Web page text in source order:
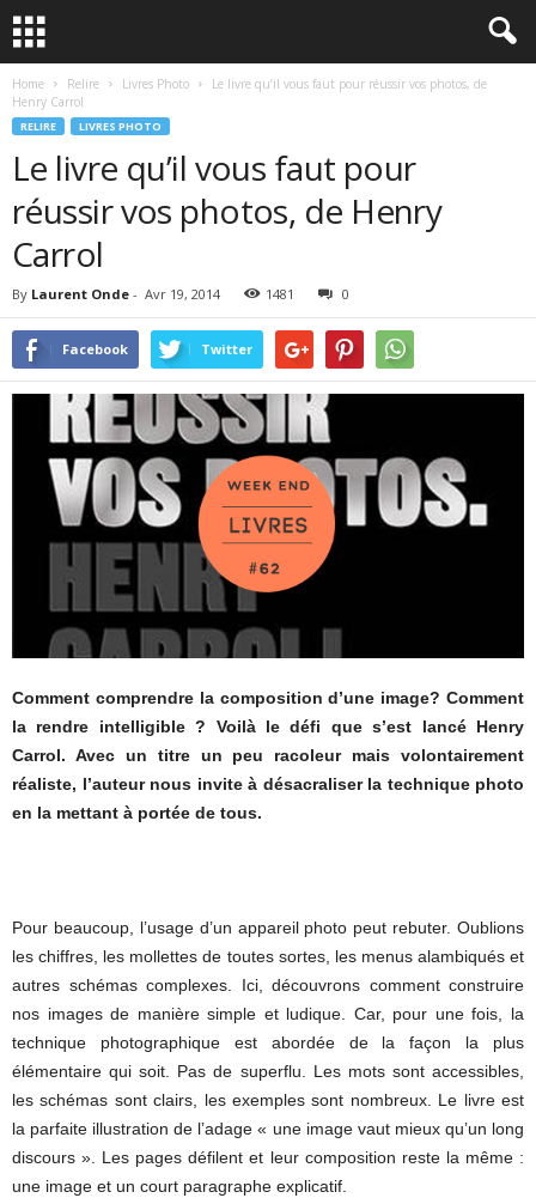
Home Relire Livres Photo
Le livre qu’il vous faut pour réussir vos photos, de
Henry Carrol
RELIRE LIVRES PHOTO
Le livre qu’il vous faut pour
réussir vos photos, de Henry
Carrol
By Laurent Onde - Avr 19, 2014 1481 0
Facebook Twitter
Comment comprendre la composition d’une image? Comment
la rendre intelligible ? Voilà le défi que s’est lancé Henry
Carrol. Avec un titre un peu racoleur mais volontairement
réaliste, l’auteur nous invite à désacraliser la technique photo
en la mettant à portée de tous.
Pour beaucoup, l’usage d’un appareil photo peut rebuter. Oublions
les chiffres, les mollettes de toutes sortes, les menus alambiqués et
autres schémas complexes. Ici, découvrons comment construire
nos images de manière simple et ludique. Car, pour une fois, la
technique photographique est abordée de la façon la plus
élémentaire qui soit. Pas de superflu. Les mots sont accessibles,
les schémas sont clairs, les exemples sont nombreux. Le livre est
la parfaite illustration de l’adage « une image vaut mieux qu’un long
discours ». Les pages défilent et leur composition reste la même :
une image et un court paragraphe explicatif.